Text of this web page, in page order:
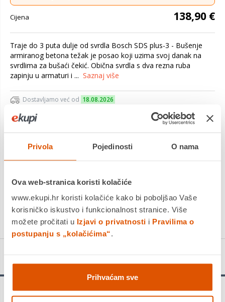
Privola Pojedinosti O nama
Ova web-stranica koristi kolačiće
www.ekupi.hr koristi kolačiće kako bi poboljšao Vaše
korisničko iskustvo i funkcionalnost stranice. Više
možete pročitati u Izjavi o privatnosti i Pravilima o
postupanju s „kolačićima“.
Prihvaćam sve
Cijena 138,90 €
Traje do 3 puta dulje od svrdla Bosch SDS plus-3 - Bušenje
armiranog betona težak je posao koji uzima svoj danak na
svrdlima za bušaći čekić. Obična svrdla s dva rezna ruba
zapinju u armaturi i ... Saznaj više
Dostavljamo već od 18.08.2026
Platite gotovinom pri preuzimanju, Internet bankarstvom, karticama
jednokratno i na rate
DODAJTE U KOŠARICU
KUPITE ODMAH
Traje do 3 puta dulje od svrdla Bosch SDS plus-3 - Bušenje